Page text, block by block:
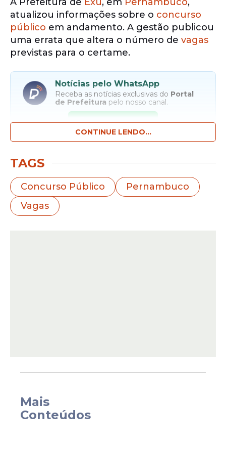
atualizou informações sobre o concurso
público em andamento. A gestão publicou
uma errata que altera o número de vagas
previstas para o certame.
Notícias pelo WhatsApp
Receba as notícias exclusivas do Portal
de Prefeitura pelo nosso canal.
Entrar no canal
A correção modifica o total de
servidores efetivos do município. O
documento anterior indicava a oferta de
273vagas. Com a atualização, o concurso
interessados em ingressar no serviço
público municipal. A mudança vale para o
CONTINUE LENDO...
TAGS
Concurso Público
Pernambuco
Vagas
Mais
Conteúdos